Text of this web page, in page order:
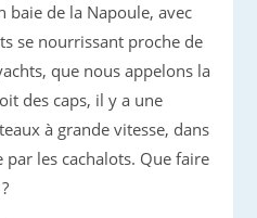
baie de la Napoule, avec
se nourrissant proche de
que nous appelons la
des caps, il y a une
à grande vitesse, dans
les cachalots. Que faire